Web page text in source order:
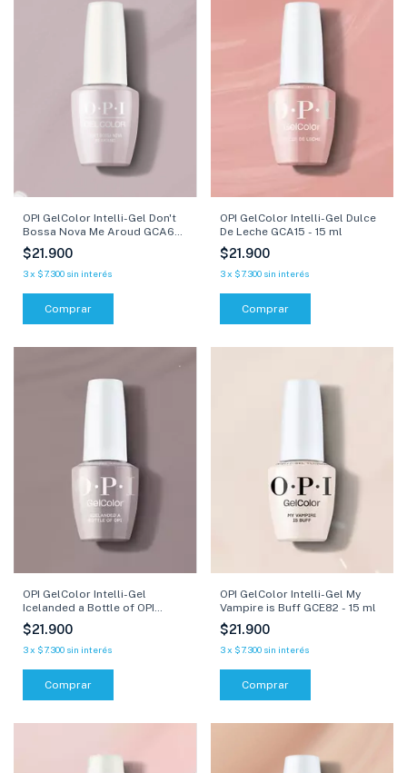
OPI GelColor Intelli-Gel Don't
Bossa Nova Me Aroud GCA60
- 15 ml
$21.900
3x $7.300 sin interés
Comprar
OPI GelColor Intelli-Gel Dulce
De Leche GCA15 - 15 ml
$21.900
3 x $7.300 sin interés
Comprar
OPI GelColor Intelli-Gel
Icelanded a Bottle of OPI
GCI53 - 15 ml
$21.900
3x $7.300 sin interés
Comprar
OPI GelColor Intelli-Gel My
Vampire is Buff GCE82 - 15 ml
$21.900
3 x $7.300 sin interés
Comprar